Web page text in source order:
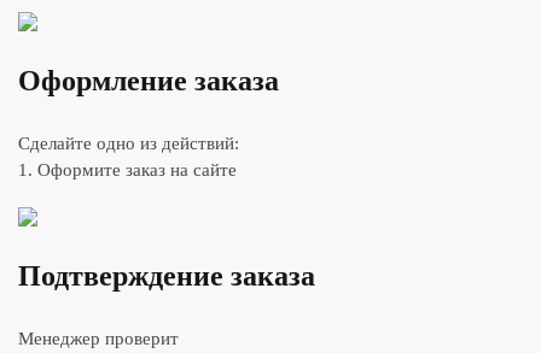
Оформление заказа
Сделайте одно из действий:
1. Оформите заказ на сайте
Подтверждение заказа
Менеджер проверит